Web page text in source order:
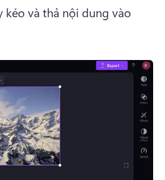
kéo và thả nội dung vào